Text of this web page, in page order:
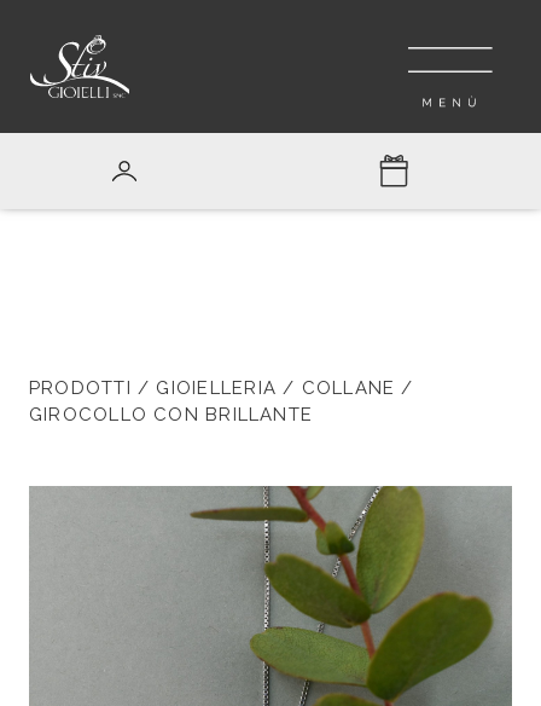
PRODOTTI / GIOIELLERIA / COLLANE /
GIROCOLLO CON BRILLANTE